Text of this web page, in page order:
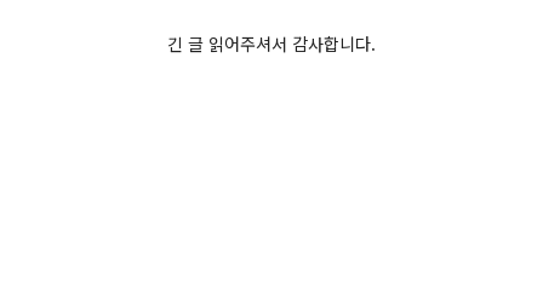
긴 글 읽어주셔서 감사합니다.